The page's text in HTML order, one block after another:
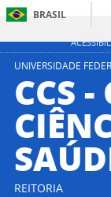
BRASIL
UNIVERSIDADE
CCS -
REITORIA